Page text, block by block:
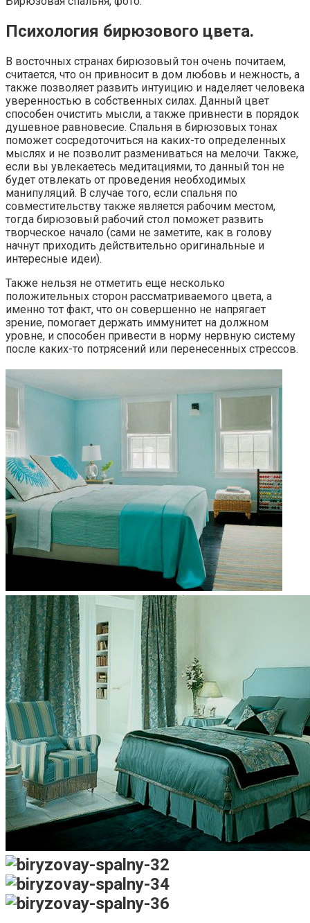
Психология бирюзового цвета.
В восточных странах бирюзовый тон очень почитаем,
считается, что он привносит в дом любовь и нежность, а
также позволяет развить интуицию и наделяет человека
уверенностью в собственных силах. Данный цвет
способен очистить мысли, а также привнести в порядок
душевное равновесие. Спальня в бирюзовых тонах
поможет сосредоточиться на каких-то определенных
мыслях и не позволит размениваться на мелочи. Также,
если вы увлекаетесь медитациями, то данный тон не
будет отвлекать от проведения необходимых
манипуляций. В случае того, если спальня по
совместительству также является рабочим местом,
тогда бирюзовый рабочий стол поможет развить
творческое начало (сами не заметите, как в голову
начнут приходить действительно оригинальные и
интересные идеи).
Также нельзя не отметить еще несколько
положительных сторон рассматриваемого цвета, а
именно тот факт, что он совершенно не напрягает
зрение, помогает держать иммунитет на должном
уровне, и способен привести в норму нервную систему
после каких-то потрясений или перенесенных стрессов.